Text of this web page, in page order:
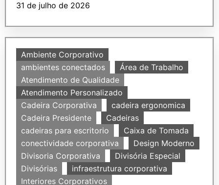
31 de julho de 2026
Ambiente Corporativo
ambientes conectados
Área de Trabalho
Atendimento de Qualidade
Atendimento Personalizado
Cadeira Corporativa
cadeira ergonomica
Cadeira Presidente
Cadeiras
cadeiras para escritorio
Caixa de Tomada
conectividade corporativa
Design Moderno
Divisoria Corporativa
Divisória Especial
Divisórias
infraestrutura corporativa
Interiores Corporativos